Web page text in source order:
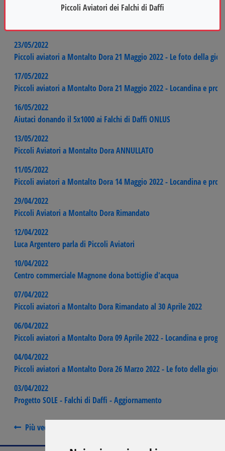
23/05/2022
Piccoli aviatori a Montalto Dora 21 Maggio 2022 - Le foto della
17/05/2022
Piccoli aviatori a Montalto Dora 21 Maggio 2022 - Locandina e
16/05/2022
Aiutaci donando il 5x1000 ai Falchi di Daffi ONLUS
13/05/2022
Piccoli Aviatori a Montalto Dora ANNULLATO
11/05/2022
Piccoli aviatori a Montalto Dora 14 Maggio 2022 - Locandina e
29/04/2022
Piccoli Aviatori a Montalto Dora Rimandato
12/04/2022
Luca Argentero parla di Piccoli Aviatori
10/04/2022
Centro commerciale Magnone dona bottiglie d'acqua
07/04/2022
Piccoli aviatori a Montalto Dora Rimandato al 30 Aprile 2022
06/04/2022
Piccoli aviatori a Montalto Dora 09 Aprile 2022 - Locandina e
04/04/2022
Piccoli aviatori a Montalto Dora 26 Marzo 2022 - Le foto della
03/04/2022
Progetto SOLE - Falchi di Daffi - Aggiornamento
Più vecchi
Piccoli Aviatori dei Falchi di Daffi